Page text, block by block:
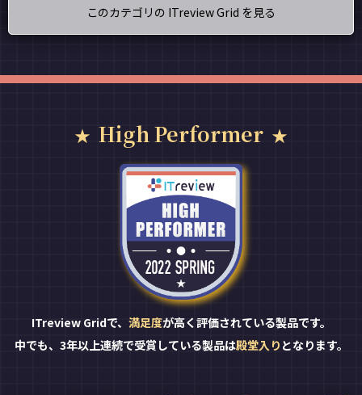
このカテゴリの ITreview Grid を見る
High Performer
ITreview Gridで、 満足度が高く評価されている製品です。
中でも、3年以上連続で受賞している製品は殿堂入り となります。